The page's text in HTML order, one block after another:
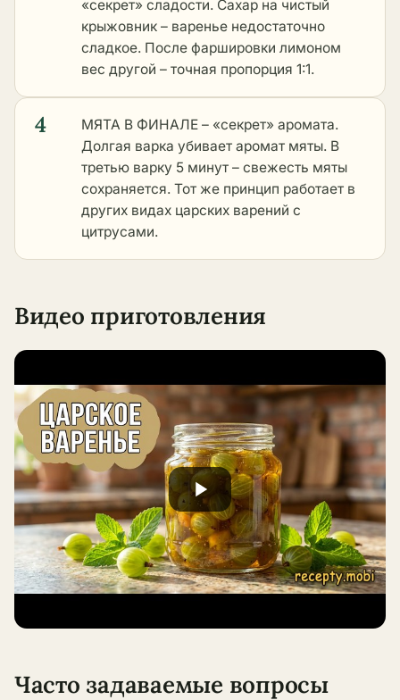
«секрет» сладости. Сахар на чистый
крыжовник – варенье недостаточно
сладкое. После фаршировки лимоном
вес другой – точная пропорция 1:1.
4
МЯТА В ФИНАЛЕ – «секрет» аромата.
Долгая варка убивает аромат мяты. В
третью варку 5 минут – свежесть мяты
сохраняется. Тот же принцип работает в
других видах царских варений с
цитрусами.
Видео приготовления
Часто задаваемые вопросы